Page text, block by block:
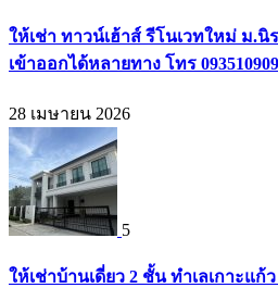
ให้เช่า ทาวน์เฮ้าส์ รีโนเวทใหม่ ม.
เข้าออกได้หลายทาง โทร
28 เมษายน 2026
5
ให้เช่าบ้านเดี่ยว 2 ชั้น ทำเลเกาะแ